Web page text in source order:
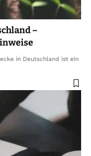
–
in Deutschland ist ein